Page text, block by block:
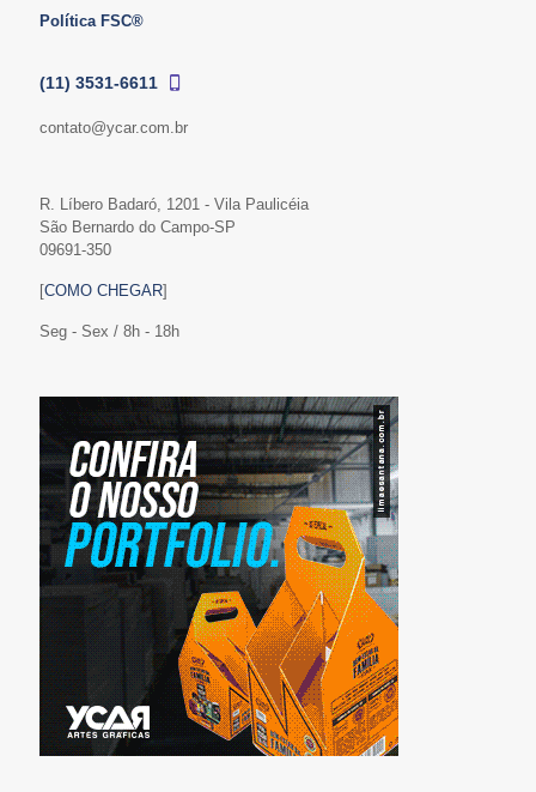
Política FSC®
(11) 3531-6611
contato@ycar.com.br
R. Líbero Badaró, 1201 - Vila Paulicéia
São Bernardo do Campo-SP
09691-350
[COMO CHEGAR]
Seg - Sex / 8h - 18h